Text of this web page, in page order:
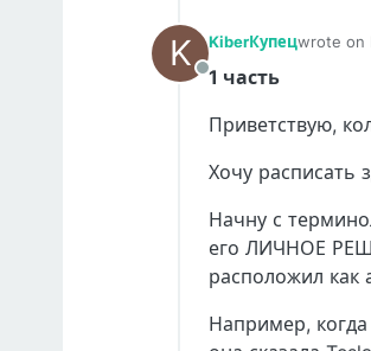
K
Offline
KiberКупецwrote on
last
1 часть
Приветствую,
Хочу расписать
Начну с
его ЛИЧНОЕ
расположил как
Например,